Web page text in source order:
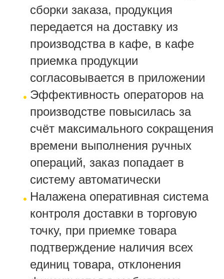
сборки заказа, продукция
передается на доставку из
производства в кафе, в кафе
приемка продукции
согласовывается в приложении
Эффективность операторов на
производстве повысилась за
счёт максимального сокращения
времени выполнения ручных
операций, заказ попадает в
систему автоматически
Налажена оперативная система
контроля доставки в торговую
точку, при приемке товара
подтверждение наличия всех
единиц товара, отклонения